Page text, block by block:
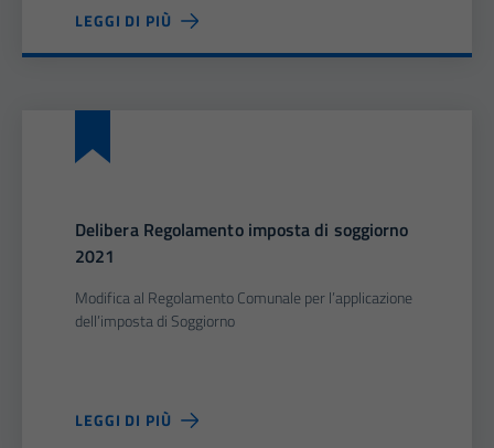
LEGGI DI PIÙ
Delibera Regolamento imposta di soggiorno
2021
Modifica al Regolamento Comunale per l’applicazione
dell’imposta di Soggiorno
LEGGI DI PIÙ